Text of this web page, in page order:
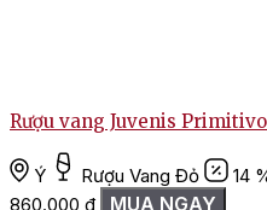
Rượu vang Juvenis
Ý Rượu Vang Đỏ
14
860.000 ₫ MUA NGAY